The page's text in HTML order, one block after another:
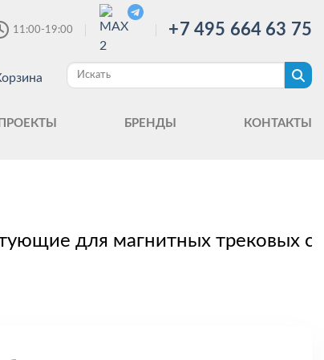
11:00-19:00 +7 495 664 63 75
ПРОЕКТЫ БРЕНДЫ КОНТАКТЫ
для магнитных трековых